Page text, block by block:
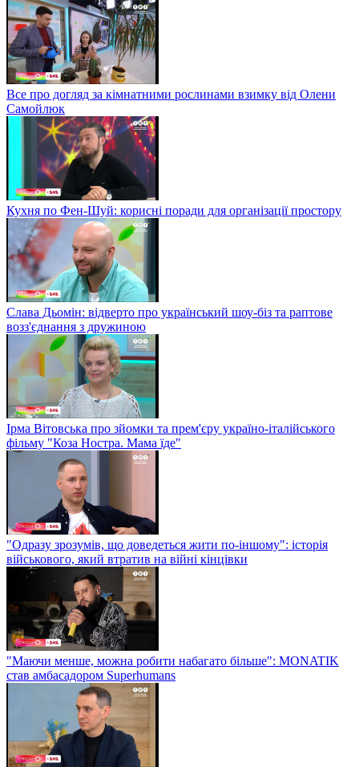
Все про догляд за кімнатними рослинами взимку від Олени
Самойлюк
Кухня по Фен-Шуй: корисні поради для організації простору
Слава Дьомін: відверто про український шоу-біз та раптове
возз'єднання з дружиною
Ірма Вітовська про зйомки та прем'єру україно-італійського
фільму "Коза Ностра. Мама їде"
"Одразу зрозумів, що доведеться жити по-іншому": історія
військового, який втратив на війні кінцівки
"Маючи менше, можна робити набагато більше": MONATIK
став амбасадором Superhumans